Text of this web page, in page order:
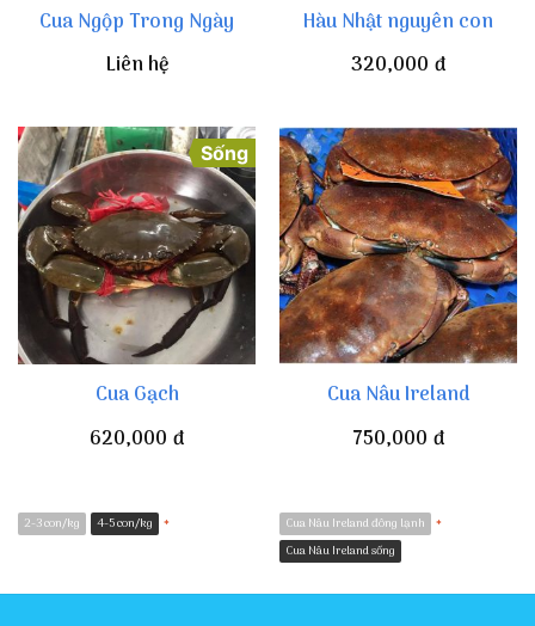
Cua Ngộp Trong Ngày
Liên hệ
Hàu Nhật nguyên con
320,000 đ
Sống
Cua Gạch
620,000 đ
2-3 con/kg 4-5 con/kg *
Cua Nâu Ireland
750,000 đ
Cua Nâu Ireland đông lạnh
Cua Nâu Ireland sống
*